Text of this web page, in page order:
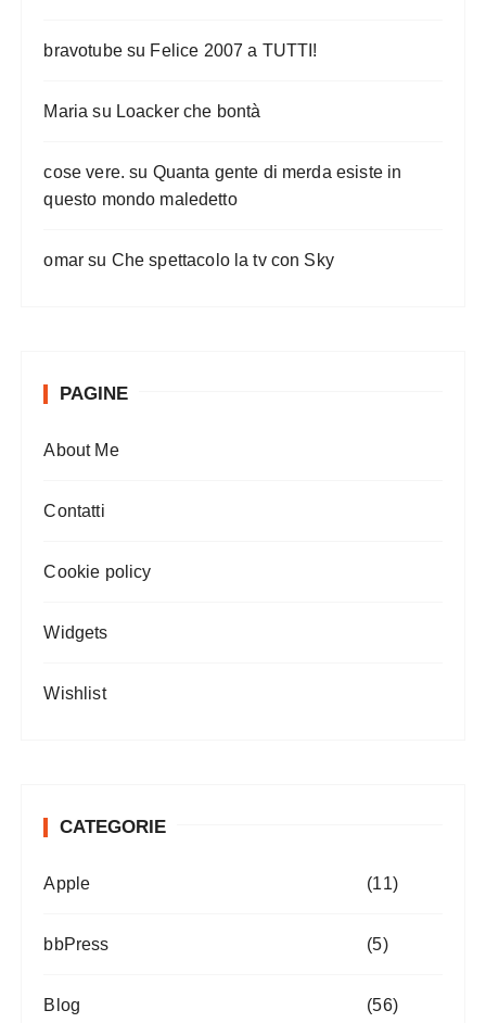
bravotubesu Felice 2007 a TUTTI!
Maria su Loacker che bontà
cose vere. su Quanta gente di merda esiste in
questo mondo maledetto
omar su Che spettacolo la tv con Sky
PAGINE
About Me
Contatti
Cookie policy
Widgets
Wishlist
CATEGORIE
Apple (11)
bbPress (5)
Blog (56)